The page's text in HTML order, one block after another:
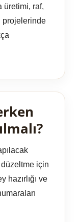
üretimi, raf,
projelerinde
için
hazırlığı ve